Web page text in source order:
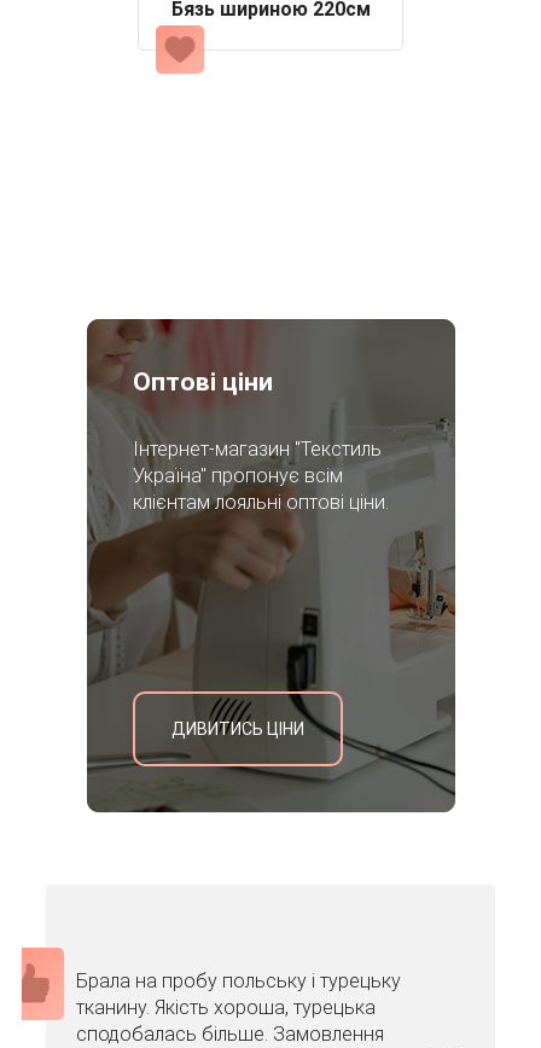
Бязь шириною 220см
Оптові ціни
Інтернет-магазин "Текстиль
Україна" пропонує всім
клієнтам лояльні оптові ціни.
ДИВИТИСЬ ЦІНИ
Брала на пробу польську і турецьку
тканину. Якість хороша, турецька
сподобалась більше. Замовлення